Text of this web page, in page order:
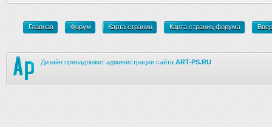
Главная Форум Карта страниц Карта страниц форума
Дизайн принадлежит администрации сайта ART-PS.RU